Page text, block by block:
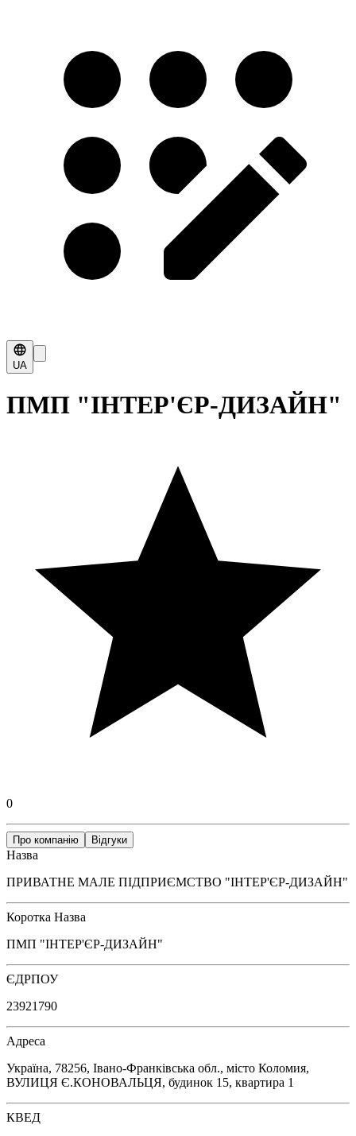
UA
ПМП "ІНТЕР'ЄР-ДИЗАЙН"
0
Про компанію Відгуки
Назва
ПРИВАТНЕ МАЛЕ ПІДПРИЄМСТВО "ІНТЕР'ЄР-ДИЗАЙН"
Коротка Назва
ПМП "ІНТЕР'ЄР-ДИЗАЙН"
ЄДРПОУ
23921790
Адреса
Україна, 78256, Івано-Франківська обл., місто Коломия,
ВУЛИЦЯ Є.КОНОВАЛЬЦЯ, будинок 15, квартира 1
КВЕД